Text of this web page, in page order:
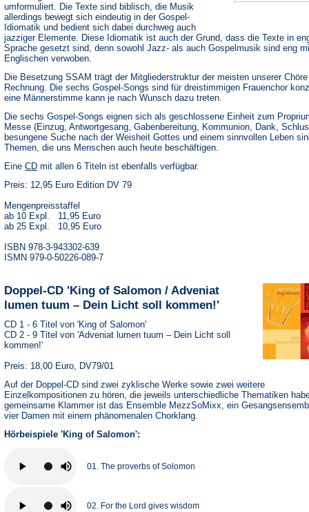
umformuliert. Die Texte sind biblisch, die Musik
allerdings bewegt sich eindeutig in der Gospel-
Idiomatik und bedient sich dabei durchweg auch
jazziger Elemente. Diese Idiomatik ist auch der Grund, dass die Texte in
Sprache gesetzt sind, denn sowohl Jazz- als auch Gospelmusik sind eng
Englischen verwoben.
Die Besetzung SSAM trägt der Mitgliederstruktur der meisten unserer Chöre
Rechnung. Die sechs Gospel-Songs sind für dreistimmigen Frauenchor
eine Männerstimme kann je nach Wunsch dazu treten.
Die sechs Gospel-Songs eignen sich als geschlossene Einheit zum
Messe (Einzug, Antwortgesang, Gabenbereitung, Kommunion, Dank,
besungene Suche nach der Weisheit Gottes und einem sinnvollen Leben
Themen, die uns Menschen auch heute beschäftigen.
Eine CD(Öffnet
einem
Tab)
mit allen 6 Titeln ist ebenfalls verfügbar.
Preis: 12,95 Euro Edition DV 79
Mengenpreisstaffel
ab 10 Expl. 11,95 Euro
ab 25 Expl. 10,95 Euro
ISBN 978-3-943302-639
ISMN 979-0-50226-089-7
Doppel-CD 'King of Salomon / Adveniat
lumen tuum – Dein Licht soll kommen!'
CD 1 - 6 Titel von 'King of Salomon'
CD 2 - 9 Titel von 'Adveniat lumen tuum – Dein Licht soll
kommen!'
Preis: 18,00 Euro, DV79/01
Auf der Doppel-CD sind zwei zyklische Werke sowie zwei weitere
Einzelkompositionen zu hören, die jeweils unterschiedliche Thematiken
gemeinsame Klammer ist das Ensemble MezzSoMixx, ein
vier Damen mit einem phänomenalen Chorklang.
Hörbeispiele 'King of Salomon':
01. The proverbs of Solomon
02. For the Lord gives wisdom